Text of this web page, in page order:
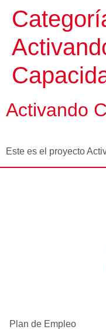
Activando
Este es el proyecto
Plan de Empleo